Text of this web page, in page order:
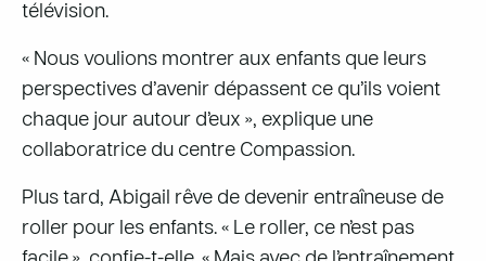
télévision.
« Nous voulions montrer aux enfants que leurs
perspectives d’avenir dépassent ce qu’ils voient
chaque jour autour d’eux », explique une
collaboratrice du centre Compassion.
Plus tard, Abigail rêve de devenir entraîneuse de
roller pour les enfants. « Le roller, ce n’est pas